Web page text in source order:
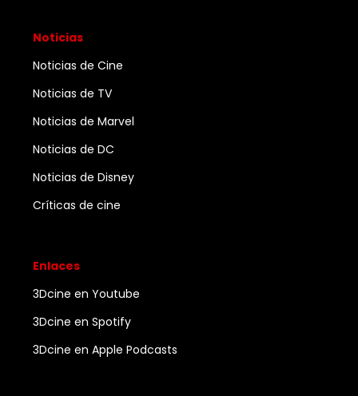
Noticias
Noticias de Cine
Noticias de TV
Noticias de Marvel
Noticias de DC
Noticias de Disney
Críticas de cine
Enlaces
3Dcine en Youtube
3Dcine en Spotify
3Dcine en Apple Podcasts